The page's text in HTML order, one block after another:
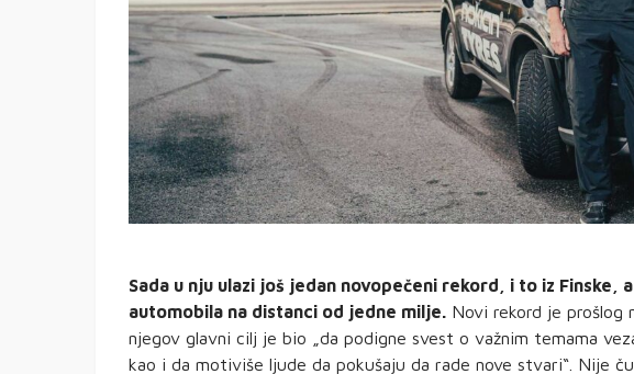
Sada u nju ulazi još jedan novopečeni rekord, i to iz Finske,
automobila na distanci od jedne milje. Novi rekord je prošlog
njegov glavni cilj je bio „da podigne svest o važnim temama
kao i da motiviše ljude da pokušaju da rade nove stvari“. Nije